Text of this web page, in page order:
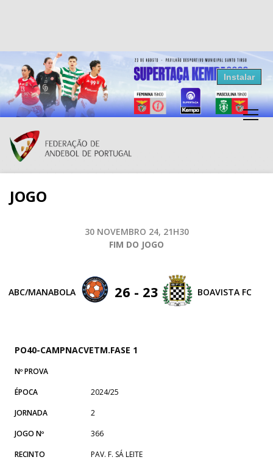
Resultados Andebol
Federação de Andebol de Portugal
Grátis - Disponivel na Play Store
Instalar
JOGO
30 NOVEMBRO 24, 21H30
FIM DO JOGO
ABC/MANABOLA 26 - 23 BOAVISTA FC
PO40-CAMPNACVETM.FASE 1
Nº PROVA
ÉPOCA
2024/25
JORNADA
2
JOGO Nº
366
RECINTO
PAV. F. SÁ LEITE